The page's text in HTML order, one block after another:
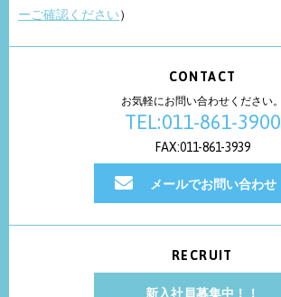
ーご確認ください）
CONTACT
お気軽にお問い合わせください。
TEL:011-861-3900
FAX:011-861-3939
メールでお問い合わせ
RECRUIT
新入社員募集中！！